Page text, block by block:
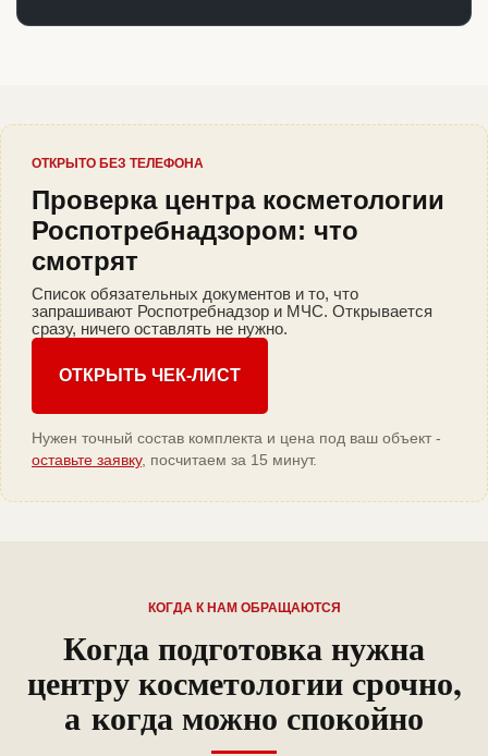
ОТКРЫТО БЕЗ ТЕЛЕФОНА
Проверка центра косметологии
Роспотребнадзором: что
смотрят
Список обязательных документов и то, что
запрашивают Роспотребнадзор и МЧС. Открывается
сразу, ничего оставлять не нужно.
ОТКРЫТЬ ЧЕК-ЛИСТ
Нужен точный состав комплекта и цена под ваш объект -
оставьте заявку, посчитаем за 15 минут.
КОГДА К НАМ ОБРАЩАЮТСЯ
Когда подготовка нужна
центру косметологии срочно,
а когда можно спокойно